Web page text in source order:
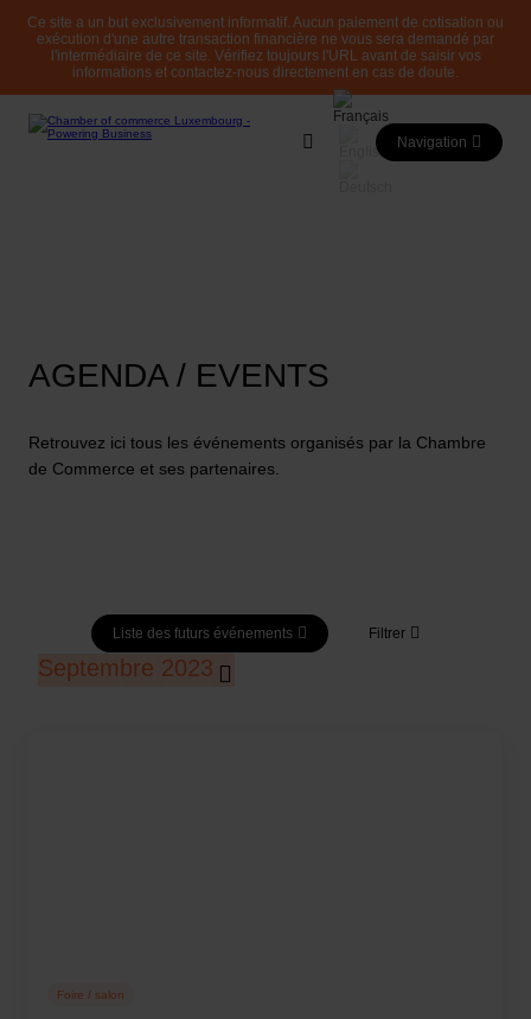
Ce site a un but exclusivement informatif. Aucun paiement de cotisation ou
exécution d'une autre transaction financière ne vous sera demandé par
l'intermédiaire de ce site. Vérifiez toujours l'URL avant de saisir vos
informations et contactez-nous directement en cas de doute.
Navigation
AGENDA / EVENTS
Retrouvez ici tous les événements organisés par la Chambre
de Commerce et ses partenaires.
Septembre 2023
Liste des futurs événements Filtrer
Foire / salon